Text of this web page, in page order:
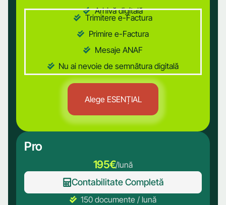
Arhivă digitală
Trimitere e-Factura
Primire e-Factura
Mesaje ANAF
Nu ai nevoie de semnătura digitală
Alege ESENȚIAL
Alege ESENȚIAL
Pro
195€/lună
Contabilitate Completă
150 documente / lună